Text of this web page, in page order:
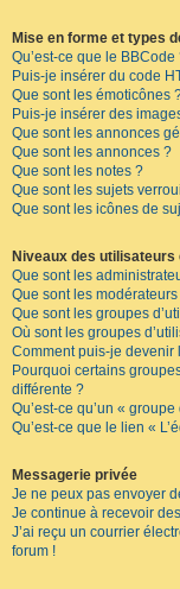
Mise en forme et types
Qu’est-ce que le BBCode
Puis-je insérer du code
Que sont les émoticônes
Puis-je insérer des
Que sont les annonces
Que sont les annonces ?
Que sont les notes ?
Que sont les sujets
Que sont les icônes de
Niveaux des utilisateurs
Que sont les
Que sont les modérateurs
Que sont les groupes
Où sont les groupes
Comment puis-je devenir
Pourquoi certains
différente ?
Qu’est-ce qu’un «
Qu’est-ce que le lien «
Messagerie privée
Je ne peux pas envoyer
Je continue à recevoir
J’ai reçu un courrier
forum !